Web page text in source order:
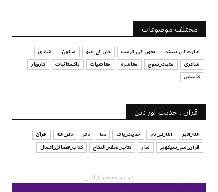
آپ کا فیصلہ کرنے کا انداز
July 29, 2026
مختلف موضوعات
ادارے_کی_پسند بچوں_کی_تربیت جان_کے_جیو سکون
شادی
شاعری
مثبت_سوچ معاشرہ معاشیات پاکستانیات
کاروبار
کامیابی
قرآن , حدیث اور دین
الله_اکبر الله_کے_نام حدیث_پاک دعا ذکر ذکر_الله
قرآن
قرآن_سے_سیکھئے
نماز کتاب_تحفہ_النکاح کتاب_فضائل_اعمال
- دو سو مختصر کہانیاں -